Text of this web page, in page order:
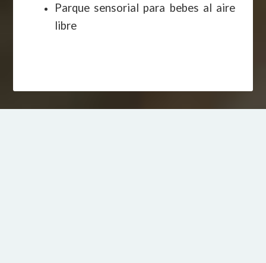
Parque sensorial para bebes al aire
libre